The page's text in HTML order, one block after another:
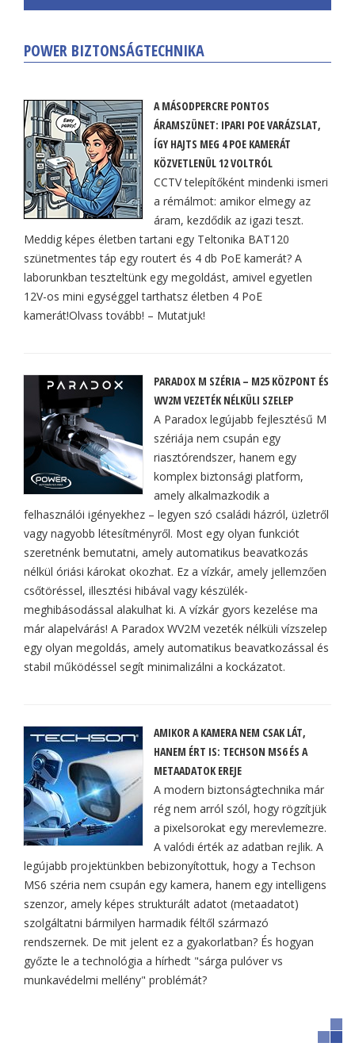
POWER BIZTONSÁGTECHNIKA
A MÁSODPERCRE PONTOS
ÁRAMSZÜNET: IPARI POE VARÁZSLAT,
ÍGY HAJTS MEG 4 POE KAMERÁT
KÖZVETLENÜL 12 VOLTRÓL
CCTV telepítőként mindenki ismeri
a rémálmot: amikor elmegy az
áram, kezdődik az igazi teszt.
Meddig képes életben tartani egy Teltonika BAT120
szünetmentes táp egy routert és 4 db PoE kamerát? A
laborunkban teszteltünk egy megoldást, amivel egyetlen
12V-os mini egységgel tarthatsz életben 4 PoE
kamerát!Olvass tovább! – Mutatjuk!
PARADOX M SZÉRIA – M25 KÖZPONT ÉS
WV2M VEZETÉK NÉLKÜLI SZELEP
A Paradox legújabb fejlesztésű M
szériája nem csupán egy
riasztórendszer, hanem egy
komplex biztonsági platform,
amely alkalmazkodik a
felhasználói igényekhez – legyen szó családi házról, üzletről
vagy nagyobb létesítményről. Most egy olyan funkciót
szeretnénk bemutatni, amely automatikus beavatkozás
nélkül óriási károkat okozhat. Ez a vízkár, amely jellemzően
csőtöréssel, illesztési hibával vagy készülék-
meghibásodással alakulhat ki. A vízkár gyors kezelése ma
már alapelvárás! A Paradox WV2M vezeték nélküli vízszelep
egy olyan megoldás, amely automatikus beavatkozással és
stabil működéssel segít minimalizálni a kockázatot.
AMIKOR A KAMERA NEM CSAK LÁT,
HANEM ÉRT IS: TECHSON MS6 ÉS A
METAADATOK EREJE
A modern biztonságtechnika már
rég nem arról szól, hogy rögzítjük
a pixelsorokat egy merevlemezre.
A valódi érték az adatban rejlik. A
legújabb projektünkben bebizonyítottuk, hogy a Techson
MS6 széria nem csupán egy kamera, hanem egy intelligens
szenzor, amely képes strukturált adatot (metaadatot)
szolgáltatni bármilyen harmadik féltől származó
rendszernek. De mit jelent ez a gyakorlatban? És hogyan
győzte le a technológia a hírhedt "sárga pulóver vs
munkavédelmi mellény" problémát?